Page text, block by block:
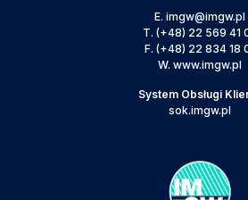
E. imgw@imgw.pl
T. (+48) 22 569 41
F. (+48) 22 834 18
W. www.imgw.pl
System Obsługi
sok.imgw.pl